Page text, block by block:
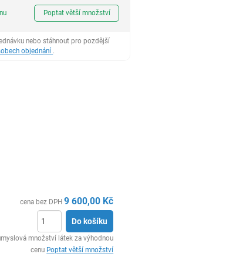
Poptat větší množství
nebo stáhnout pro pozdější
objednání .
cena bez DPH 9 600,00 Kč
Do košíku
množství látek za výhodnou
cenu Poptat větší množství